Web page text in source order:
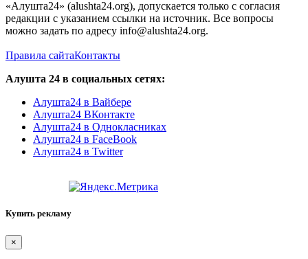
«Алушта24» (alushta24.org), допускается только с согласия
редакции с указанием ссылки на источник. Все вопросы
можно задать по адресу info@alushta24.org.
Правила сайтаКонтакты
Алушта 24 в социальных сетях:
Алушта24 в Вайбере
Алушта24 ВКонтакте
Алушта24 в Однокласниках
Алушта24 в FaceBook
Алушта24 в Twitter
Купить рекламу
×